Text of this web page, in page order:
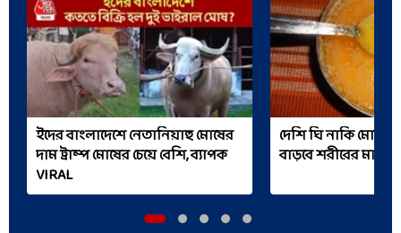
ইদের বাংলাদেশে নেতানিয়াহু মোষের
দাম ট্রাম্প মোষের চেয়ে বেশি, ব্যাপক
VIRAL
দেশি ঘি নাকি
বাড়বে শরীরের